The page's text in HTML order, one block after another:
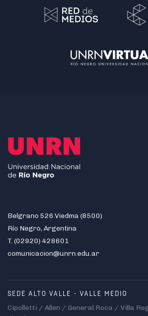
Belgrano 526.Viedma (8500)
Río Negro, Argentina
T. (02920) 428601
comunicacion@unrn.edu.ar
SEDE ALTO VALLE - VALLE MEDIO
Cipolletti / Allen / General Roca / Villa